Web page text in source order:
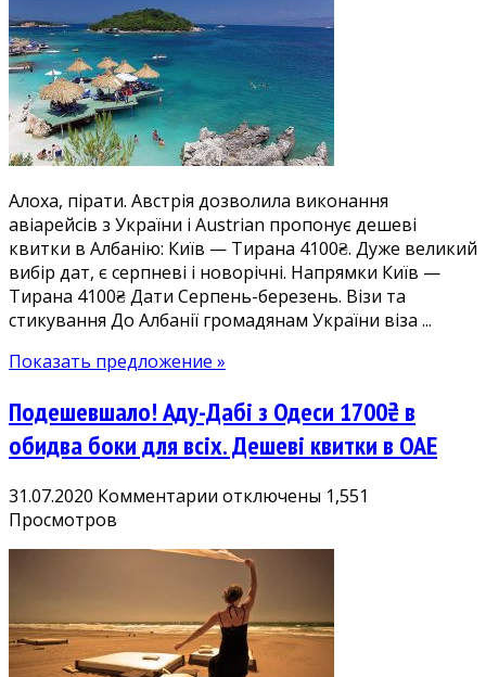
і
обсервації:
дешеві
квитки
в
Албанію
Є
серпень
і
Новий
рік
Алоха, пірати. Австрія дозволила виконання
авіарейсів з України і Austrian пропонує дешеві
квитки в Албанію: Київ — Тирана 4100₴. Дуже великий
вибір дат, є серпневі і новорічні. Напрямки Київ —
Тирана 4100₴ Дати Серпень-березень. Візи та
стикування До Албанії громадянам України віза ...
Показать предложение »
Подешевшало! Аду-Дабі з Одеси 1700₴ в
обидва боки для всіх. Дешеві квитки в ОАЕ
31.07.2020 Комментарии к
Аду-
Дабі
з
Одеси
1700₴
отключены 1,551
Просмотров